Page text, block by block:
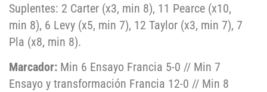
Suplentes: 2 Carter (x3, min 8), 11 Pearce (x10,
min 8), 6 Levy (x5, min 7), 12 Taylor (x3, min 7), 7
Pla (x8, min 8).
Marcador: Min 6 Ensayo Francia 5-0 // Min 7
Ensayo y transformación Francia 12-0 // Min 8